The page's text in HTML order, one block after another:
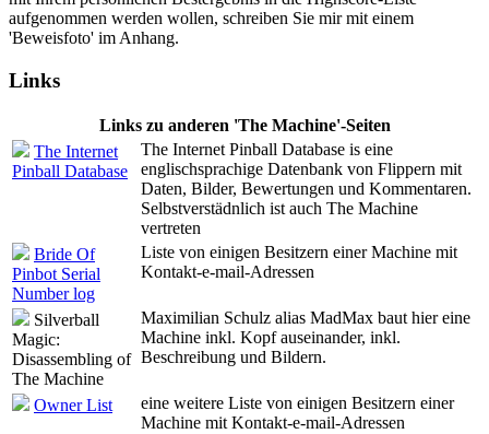
aufgenommen werden wollen, schreiben Sie mir mit einem
'Beweisfoto' im Anhang.
Links
Links zu anderen 'The Machine'-Seiten
The Internet
Pinball Database
The Internet Pinball Database is eine
englischsprachige Datenbank von Flippern mit
Daten, Bilder, Bewertungen und Kommentaren.
Selbstverstädnlich ist auch The Machine
vertreten
Bride Of
Pinbot Serial
Number log
Liste von einigen Besitzern einer Machine mit
Kontakt-e-mail-Adressen
Silverball
Magic:
Disassembling of
The Machine
Maximilian Schulz alias MadMax baut hier eine
Machine inkl. Kopf auseinander, inkl.
Beschreibung und Bildern.
Owner List
eine weitere Liste von einigen Besitzern einer
Machine mit Kontakt-e-mail-Adressen